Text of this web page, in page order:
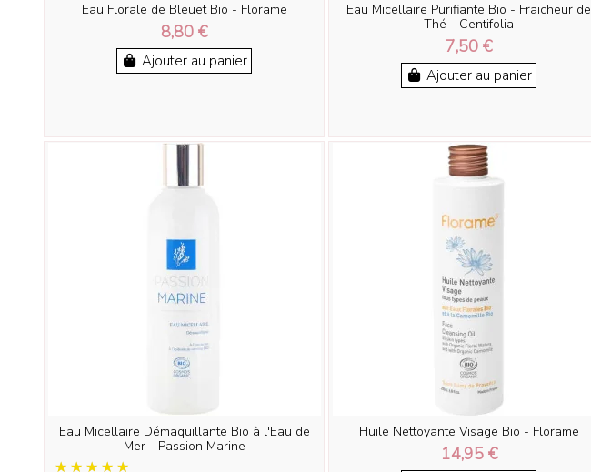
Eau Florale de Bleuet Bio - Florame
8,80 €
Ajouter au panier
Eau Micellaire Purifiante Bio - Fraicheur de
Thé - Centifolia
7,50 €
Ajouter au panier
Eau Micellaire Démaquillante Bio à l'Eau de
Mer - Passion Marine
Huile Nettoyante Visage Bio - Florame
14,95 €